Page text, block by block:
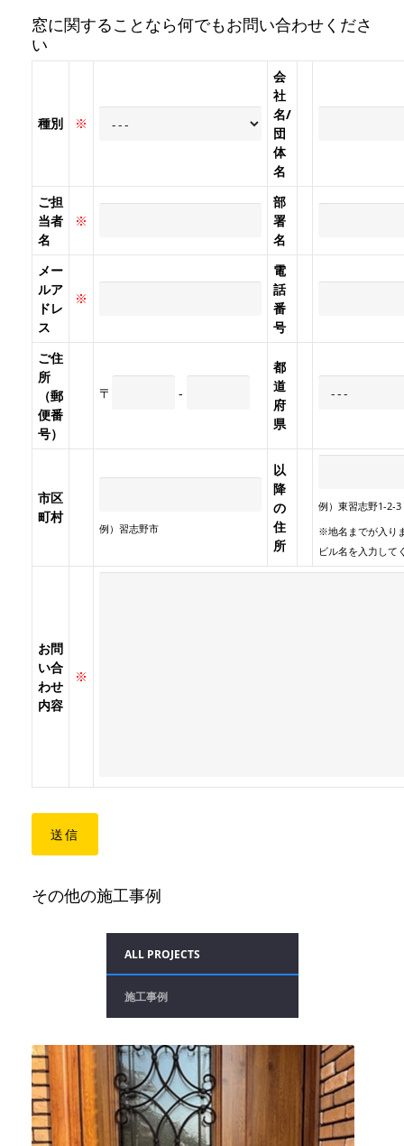
窓に関することなら何でもお問い合わせくださ
い
種別 ※
会
社
名/
団
体
名
ご担
当者
名
※
部
署
名
メー
ルア
ドレ
ス
※
電
話
番
号
ご住
所
（郵
便番
号）
〒 -
都
道
府
県
市区
町村
例）習志野市
以
降
の
住
所
例）東習志野1-2-
※地名までが入り
ビル名を入力して
お問
い合
わせ
内容
※
その他の施工事例
ALL PROJECTS
施工事例